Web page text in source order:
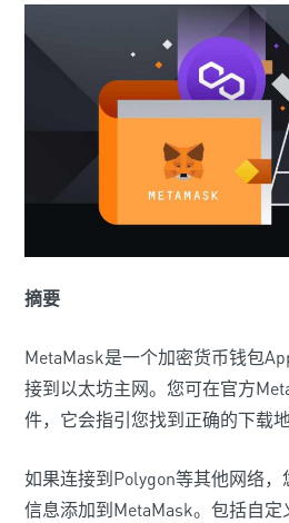
摘要
MetaMask是一个加密货币钱包
接到以太坊主网。您可在官方
件，它会指引您找到正确的下载地
如果连接到Polygon等其他网络
信息添加到MetaMask。包括自定